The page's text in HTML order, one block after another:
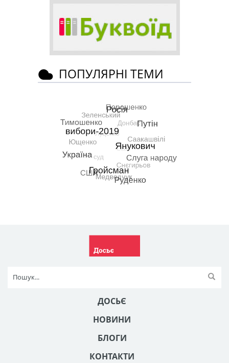
ПОПУЛЯРНІ ТЕМИ
ДОСЬЄ
НОВИНИ
БЛОГИ
КОНТАКТИ